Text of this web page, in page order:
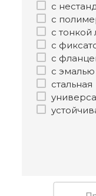
с
с
с
с
с
с эмалью
стальная